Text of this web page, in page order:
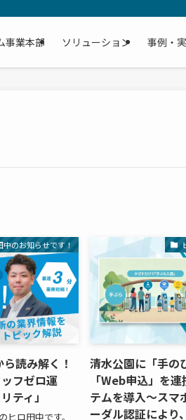
事業本部 ソリューション 事例・
中のお知らせです！
読み解く！
フゼロ運
ティ」
ヒロ田中です。
清水公園に「手の
「Web申込」を
テムを導入～スマ
ーダル認証により